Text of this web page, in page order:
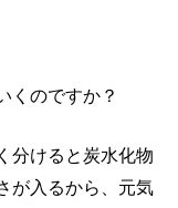
くのですか？
分けると炭水化物
が入るから、元気